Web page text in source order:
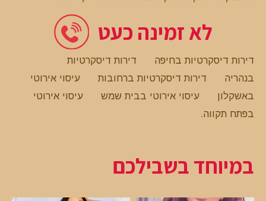
לא זמינה כעט
דירות דיסקרטיות בחיפה
דירות דיסקרטיות
בנהריה
דירות דיסקרטיות ברחובות
עיסוי אירוטי
באשקלון
עיסוי אירוטי בבית שמש
עיסוי אירוטי
בפתח תקווה.
במיוחד בשבילכם